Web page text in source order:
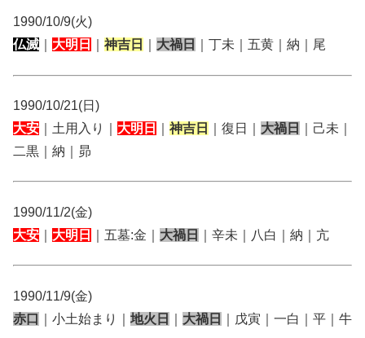
1990/10/9(火)
仏滅
大明日 神吉日 大禍日 ｜丁未｜五黄｜納｜尾
1990/10/21(日)
大安 ｜土用入り｜ 大明日 神吉日 ｜復日｜ 大禍日
｜己未｜
二黒｜納｜昴
1990/11/2(金)
大安
大明日 ｜五墓:金｜ 大禍日 ｜辛未｜八白｜納｜亢
1990/11/9(金)
赤口
｜小土始まり｜ 地火日 大禍日 ｜戊寅｜一白｜平｜牛